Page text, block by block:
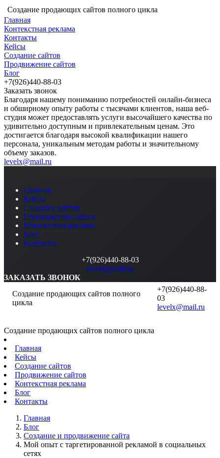
Создание продающих сайтов полного цикла
Главная
Контекстная реклама
Контакты
Кейсы
Создание сайтов
Продвижение сайтов
Блог
+7(926)440-88-03
Заказать звонок
Благодаря нашему пониманию потребностей онлайн-бизнеса
и обширному опыту работы с тысячами клиентов, наша веб-
студия может предоставлять услуги высочайшего качества по
удивительно доступным и привлекательным ценам. Это
достигается благодаря высокой квалификации нашего
персонала, уникальным методам работы и значительному
объему заказов.
levelx@mail.ru
Главная
Кейсы
Создание сайтов
Продвижение сайтов
Контекстная реклама
Блог
Контакты
+7(926)440-88-03
levelx@mail.ru
ЗАКАЗАТЬ ЗВОНОК
Создание продающих сайтов полного
цикла
+7(926)440-88-
03
levelx@mail.ru
Создание продающих сайтов полного цикла
Главная
Кейсы
Создание сайтов
Продвижение сайтов
Контекстная реклама
Блог
Контакты
Главная
Блог
Создание и продвижение сайта
Мой опыт с таргетированной рекламой в социальных
сетях